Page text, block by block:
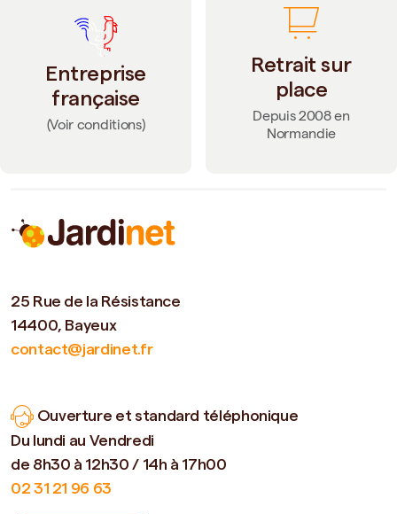
Entreprise
française
(Voir conditions)
Retrait sur
place
Depuis 2008 en
Normandie
25 Rue de la Résistance
14400, Bayeux
contact@jardinet.fr
Ouverture et standard téléphonique
Du lundi au Vendredi
de 8h30 à 12h30 / 14h à 17h00
02 31 21 96 63